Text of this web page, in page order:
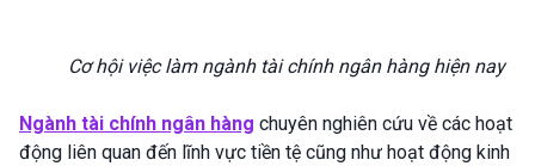
Cơ hội việc làm ngành tài chính ngân hàng hiện nay
Ngành tài chính ngân hàng chuyên nghiên cứu về các hoạt
động liên quan đến lĩnh vực tiền tệ cũng như hoạt động kinh